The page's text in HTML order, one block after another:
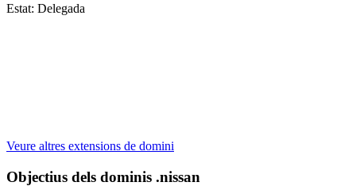
Estat: Delegada
Veure altres extensions de domini
Objectius dels dominis .nissan